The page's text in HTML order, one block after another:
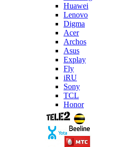
Huawei
Lenovo
Digma
Acer
Archos
Asus
Explay
Fly
iRU
Sony
TCL
Honor